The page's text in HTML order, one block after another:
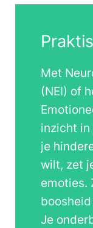
Met
(NEI) of
inzicht in
je
wilt, zet
emoties.
Je